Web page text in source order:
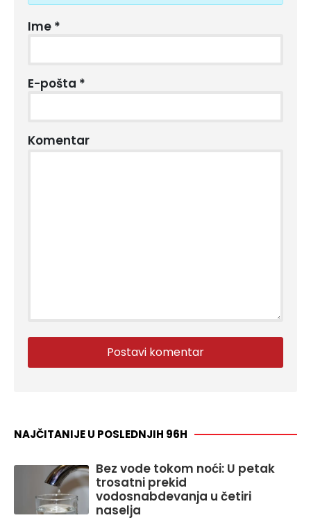
Ime *
E-pošta *
Komentar
NAJČITANIJE U POSLEDNJIH 96H
Bez vode tokom noći: U petak
trosatni prekid
vodosnabdevanja u četiri
naselja